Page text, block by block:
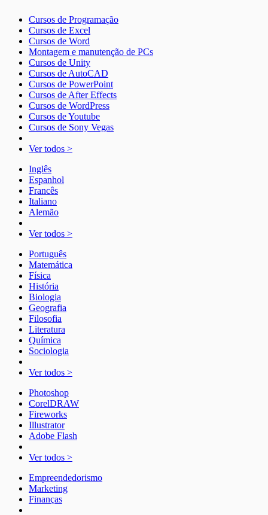
Cursos de Programação
Cursos de Excel
Cursos de Word
Montagem e manutenção de PCs
Cursos de Unity
Cursos de AutoCAD
Cursos de PowerPoint
Cursos de After Effects
Cursos de WordPress
Cursos de Youtube
Cursos de Sony Vegas
Ver todos >
Inglês
Espanhol
Francês
Italiano
Alemão
Ver todos >
Português
Matemática
Física
História
Biologia
Geografia
Filosofia
Literatura
Química
Sociologia
Ver todos >
Photoshop
CorelDRAW
Fireworks
Illustrator
Adobe Flash
Ver todos >
Empreendedorismo
Marketing
Finanças